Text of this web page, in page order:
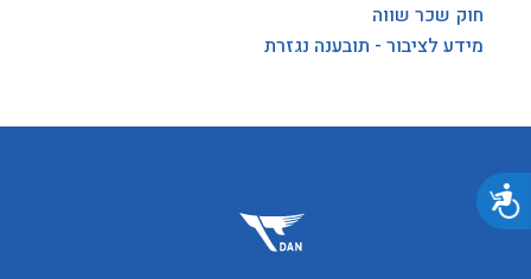
נגישות
חוק שכר שווה
מידע לציבור - תובענה נגזרת